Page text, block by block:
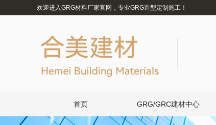
欢迎进入GRG材料厂家官网，专业GRG造型定制施工！
首页 GRG/GRC建材中心